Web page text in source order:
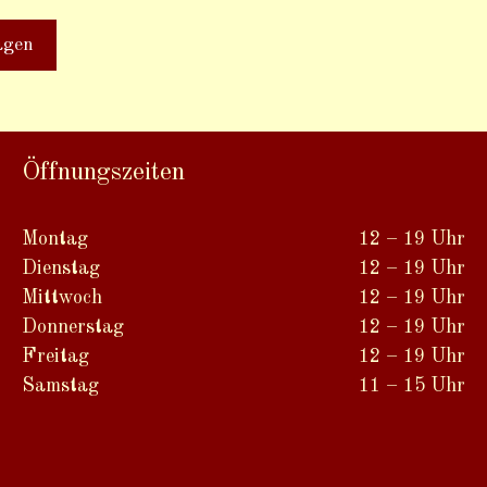
Öffnungszeiten
Montag
Dienstag
Mittwoch
Donnerstag
Freitag
Samstag
12 – 19 Uhr
12 – 19 Uhr
12 – 19 Uhr
12 – 19 Uhr
12 – 19 Uhr
11 – 15 Uhr